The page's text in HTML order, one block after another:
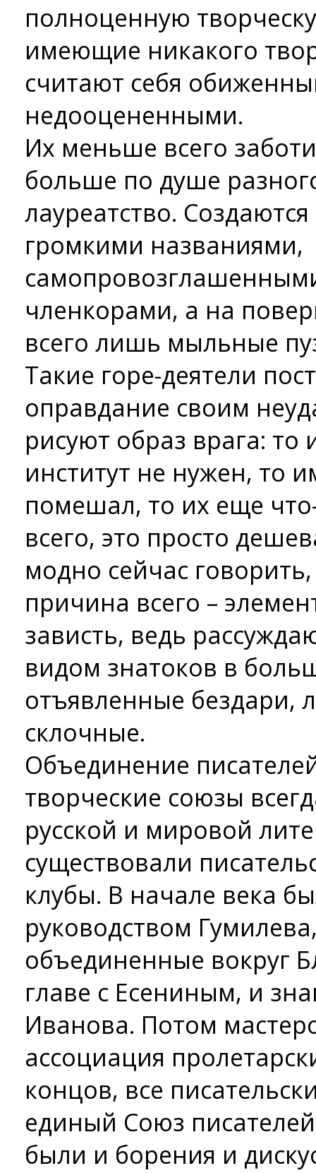
полноценную
имеющие никакого
считают себя
недооцененными.
Их меньше всего
больше по душе
лауреатство.
громкими названиями,
членкорами, а на
всего лишь мыльные
Такие горе-­деятели
оправдание своим
рисуют образ врага:
институт не нужен, то
помешал, то их еще
всего, это просто
модно сейчас
причина всего –
зависть, ведь
видом знатоков в
отъявленные бездари,
склочные.
Объединение
творческие союзы
русской и мировой
существовали
клубы. В начале века
руководством
объединенные вокруг
главе с Есениным, и
Иванова. Потом
ассоциация
концов, все
единый Союз
были и борения и